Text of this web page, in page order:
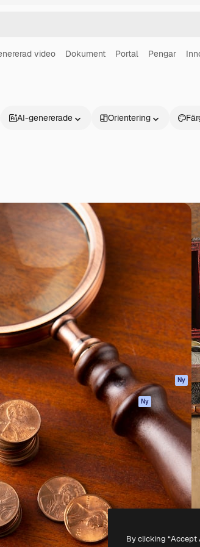
video Dokument Portal Pengar
AI-genererade Orientering
för att förverkliga
Mer än 1 miljon
kreatörer, företag,
AI-bildgenerator
AI-videogenerator
AI-röstgenerator
Stock-innehåll
MCP för
Claude/ChatGPT
Ny
Agenter Ny
API
Mobilapp
Alla Magnific-
verktyg
2026Freepik Company S.L.U.Alla rättigheter reserverade
By clicking “Accept